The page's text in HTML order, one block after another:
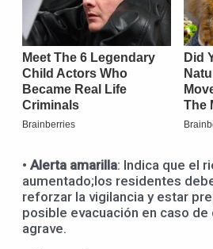
• Alerta amarilla: Indica que el
aumentado;los residentes
reforzar la vigilancia y estar
posible evacuación en caso de
agrave.